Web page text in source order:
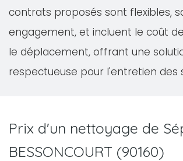
contrats proposés sont flexibles,
engagement, et incluent le coût
le déplacement, offrant une
respectueuse pour l'entretien des
Prix d'un nettoyage de
BESSONCOURT (90160)